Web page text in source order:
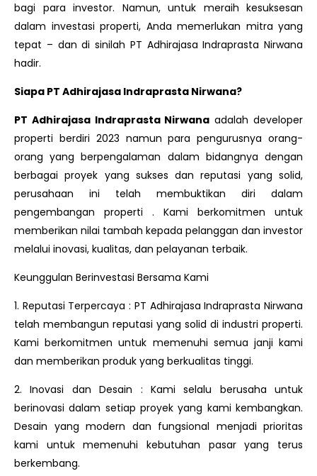
bagi para investor. Namun, untuk meraih kesuksesan
dalam investasi properti, Anda memerlukan mitra yang
tepat – dan di sinilah PT Adhirajasa Indraprasta Nirwana
hadir.
Siapa PT Adhirajasa Indraprasta Nirwana?
PT Adhirajasa Indraprasta Nirwana adalah developer
properti berdiri 2023 namun para pengurusnya orang-
orang yang berpengalaman dalam bidangnya dengan
berbagai proyek yang sukses dan reputasi yang solid,
perusahaan ini telah membuktikan diri dalam
pengembangan properti . Kami berkomitmen untuk
memberikan nilai tambah kepada pelanggan dan investor
melalui inovasi, kualitas, dan pelayanan terbaik.
Keunggulan Berinvestasi Bersama Kami
1. Reputasi Terpercaya : PT Adhirajasa Indraprasta Nirwana
telah membangun reputasi yang solid di industri properti.
Kami berkomitmen untuk memenuhi semua janji kami
dan memberikan produk yang berkualitas tinggi.
2. Inovasi dan Desain : Kami selalu berusaha untuk
berinovasi dalam setiap proyek yang kami kembangkan.
Desain yang modern dan fungsional menjadi prioritas
kami untuk memenuhi kebutuhan pasar yang terus
berkembang.